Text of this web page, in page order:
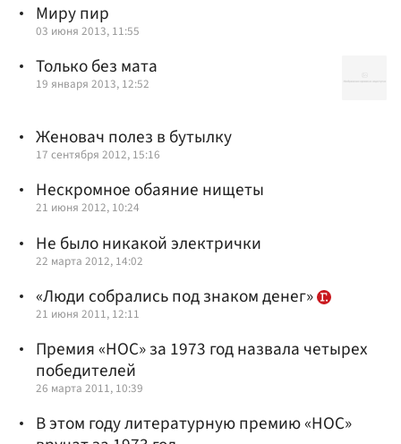
Миру пир
03 июня 2013, 11:55
Только без мата
19 января 2013, 12:52
Женовач полез в бутылку
17 сентября 2012, 15:16
Нескромное обаяние нищеты
21 июня 2012, 10:24
Не было никакой электрички
22 марта 2012, 14:02
«Люди собрались под знаком денег»
21 июня 2011, 12:11
Премия «НОС» за 1973 год назвала четырех
победителей
26 марта 2011, 10:39
В этом году литературную премию «НОС»